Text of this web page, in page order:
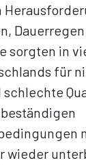
sorgten in
für
wieder